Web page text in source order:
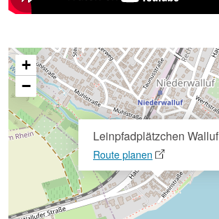
Leinpfadplätzchen Walluf
Route planen
+
−